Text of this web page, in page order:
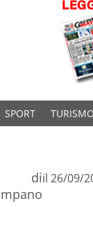
SPORT
diil 26/09/